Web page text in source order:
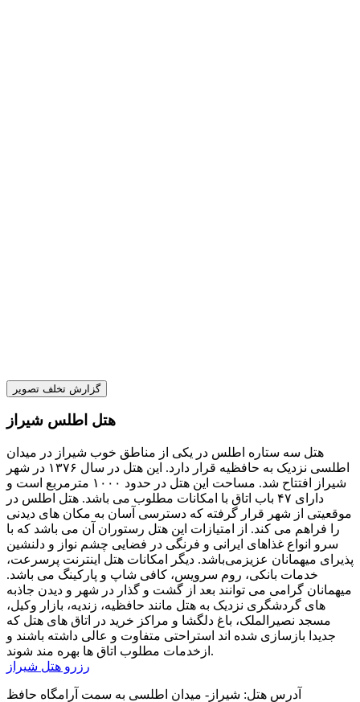
گزارش تخلف تصویر
هتل اطلس شیراز
هتل سه ستاره اطلس در یکی از مناطق خوب شیراز در میدان
اطلسی نزدیک به حافظیه قرار دارد. این هتل در سال ۱۳۷۶ در شهر
شیراز افتتاح شد. مساحت این هتل در حدود ۱۰۰۰ مترمربع است و
دارای ۴۷ باب اتاق با امکانات مطلوب می باشد. هتل اطلس در
موقعیتی از شهر قرار گرفته که دسترسی آسان به مکان های دیدنی
را فراهم می کند. از امتیازات این هتل رستوران آن می باشد که با
سرو انواع غذاهای ایرانی و فرنگی در فضایی چشم نواز و دلنشین
پذیرای میهمانان عزیزمی‌باشد. دیگر امکانات هتل اینترنت پرسرعت،
خدمات بانکی، روم سرویس، کافی شاپ و پارکینگ می باشد.
میهمانان گرامی می توانند بعد از گشت و گذار در شهر و دیدن جاذبه
های گردشگری نزدیک به هتل مانند حافظیه، زندیه، بازار وکیل،
مسجد نصیرالملک، باغ دلگشا و مراکز خرید در اتاق های هتل که
جدیدا بازسازی شده اند استراحتی متفاوت و عالی داشته باشند و
ازخدمات مطلوب اتاق ها بهره مند شوند.
رزرو هتل شیراز
آدرس هتل: شیراز- میدان اطلسی به سمت آرامگاه حافظ